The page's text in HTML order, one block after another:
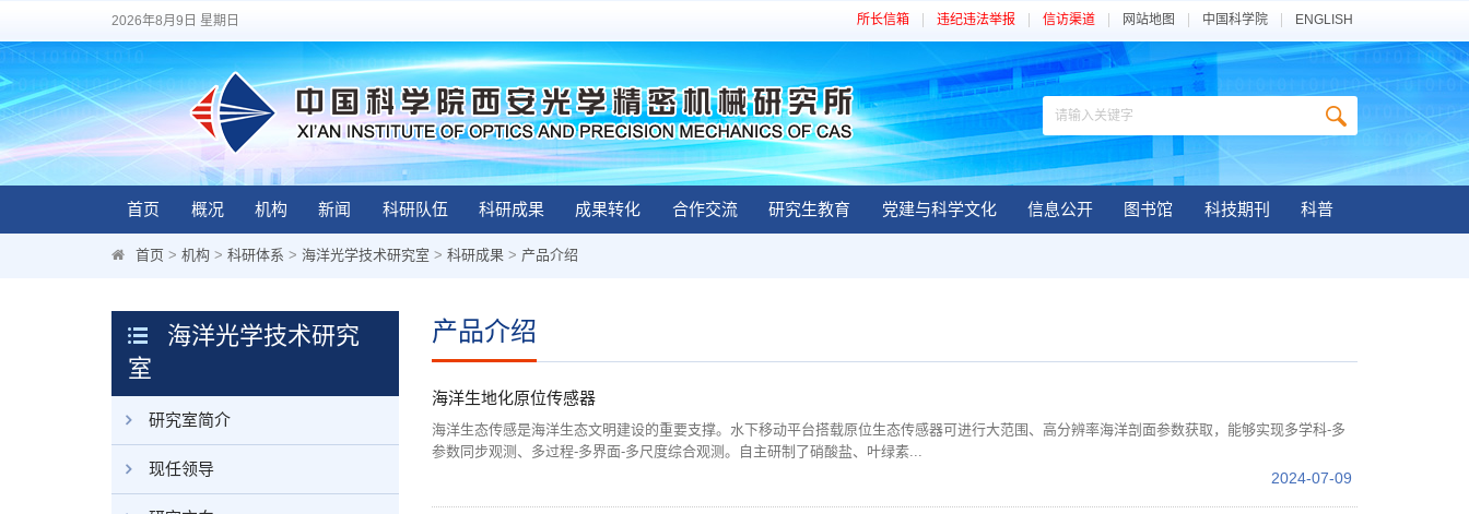
2026年8月9日 星期日 所长信箱 违纪违法举报 信访渠道 网站地图 中国科学院 ENGLISH
首页 概况 机构 新闻 科研队伍 科研成果 成果转化 合作交流 研究生教育 党建与科学文化 信息公开 图书馆 科技期刊 科普
首页 > 机构 > 科研体系 > 海洋光学技术研究室 > 科研成果 > 产品介绍
海洋光学技术研究
室
研究室简介
现任领导
产品介绍
海洋生地化原位传感器
海洋生态传感是海洋生态文明建设的重要支撑。水下移动平台搭载原位生态传感器可进行大范围、高分辨率海洋剖面参数获取，能够实现多学科-多
参数同步观测、多过程-多界面-多尺度综合观测。自主研制了硝酸盐、叶绿素...
2024-07-09